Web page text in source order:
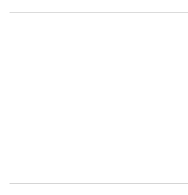
물어보세요!